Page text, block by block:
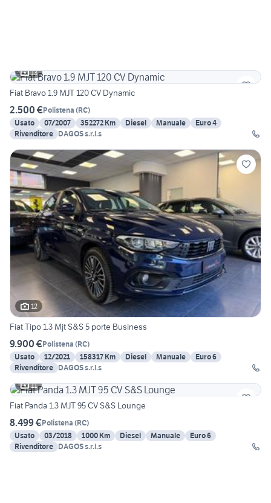
13
Fiat Bravo 1.9 MJT 120 CV Dynamic
2.500 €Polistena (RC)
Usato
07/2007 352272 Km Diesel Manuale
Euro 4
Rivenditore DAGOS s.r.l.s
12
Fiat Tipo 1.3 Mjt S&S 5 porte Business
9.900 €Polistena (RC)
Usato
12/2021 158317 Km Diesel Manuale
Euro 6
Rivenditore DAGOS s.r.l.s
11
Fiat Panda 1.3 MJT 95 CV S&S Lounge
8.499 €Polistena (RC)
Usato
03/2018 1000 Km Diesel Manuale
Euro 6
Rivenditore DAGOS s.r.l.s